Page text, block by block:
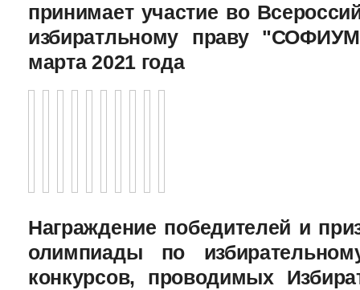
принимает участие во
избиратльному праву
марта 2021 года
Награждение победителей и
олимпиады по
конкурсов, проводимых